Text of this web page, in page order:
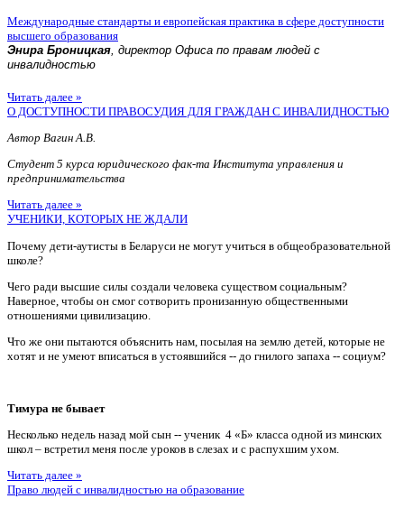
Международные стандарты и европейская практика в сфере доступности
высшего образования
Энира Броницкая, директор Офиса по правам людей с
инвалидностью
Читать далее »
О ДОСТУПНОСТИ ПРАВОСУДИЯ ДЛЯ ГРАЖДАН С ИНВАЛИДНОСТЬЮ
Автор Вагин А.В.
Студент 5 курса юридического фак-та Института управления и
предпринимательства
Читать далее »
УЧЕНИКИ, КОТОРЫХ НЕ ЖДАЛИ
Почему дети-аутисты в Беларуси не могут учиться в общеобразовательной
школе?
Чего ради высшие силы создали человека существом социальным?
Наверное, чтобы он смог сотворить пронизанную общественными
отношениями цивилизацию.
Что же они пытаются объяснить нам, посылая на землю детей, которые не
хотят и не умеют вписаться в устоявшийся -- до гнилого запаха -- социум?
Тимура не бывает
Несколько недель назад мой сын -- ученик 4 «Б» класса одной из минских
школ – встретил меня после уроков в слезах и с распухшим ухом.
Читать далее »
Право людей с инвалидностью на образование